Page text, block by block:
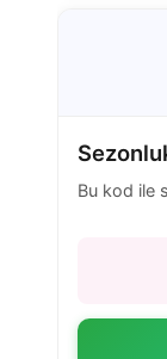
Bu kod ile